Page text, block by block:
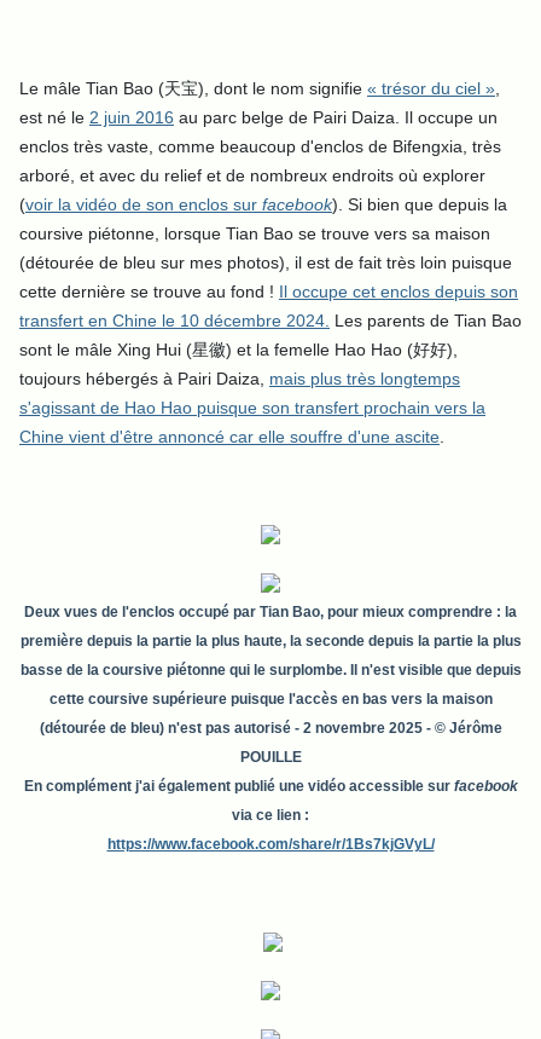
Le mâle Tian Bao (天宝), dont le nom signifie « trésor du ciel »
est né le 2 juin 2016 au parc belge de Pairi Daiza. Il occupe un
enclos très vaste, comme beaucoup d'enclos de Bifengxia, très
arboré, et avec du relief et de nombreux endroits où explorer
(voir la vidéo de son enclos sur facebook). Si bien que depuis la
coursive piétonne, lorsque Tian Bao se trouve vers sa maison
(détourée de bleu sur mes photos), il est de fait très loin puisque
cette dernière se trouve au fond ! Il occupe cet enclos depuis son
transfert en Chine le 10 décembre 2024. Les parents de Tian Bao
sont le mâle Xing Hui (星徽) et la femelle Hao Hao (好好),
toujours hébergés à Pairi Daiza, mais plus très longtemps
s'agissant de Hao Hao puisque son transfert prochain vers la
Chine vient d'être annoncé car elle souffre d'une ascite
Deux vues de l'enclos occupé par Tian Bao, pour mieux comprendre : la
première depuis la partie la plus haute, la seconde depuis la partie la plus
basse de la coursive piétonne qui le surplombe. Il n'est visible que depuis
cette coursive supérieure puisque l'accès en bas vers la maison
(détourée de bleu) n'est pas autorisé- 2 novembre 2025 - © Jérôme
POUILLE
En complément j'ai également publié une vidéo accessible sur facebook
via ce lien :
https://www.facebook.com/share/r/1Bs7kjGVyL/